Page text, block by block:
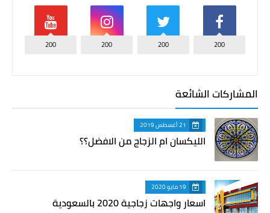
200
200
200
200
المشاركات الشائعة
21 أغسطس 2019
الليكسان ام الزجاج من الافضل؟؟
19 مايو 2020
اسعار واجهات زجاجية 2020 بالسعودية